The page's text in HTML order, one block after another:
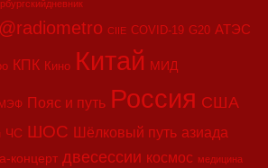
CIIE COVID-19 G20 АТЭС
КПК Кино Китай МИД
Пояс и путь Россия США
ЧС ШОС Шёлковый путь азиада
концерт двесессии космос медицина